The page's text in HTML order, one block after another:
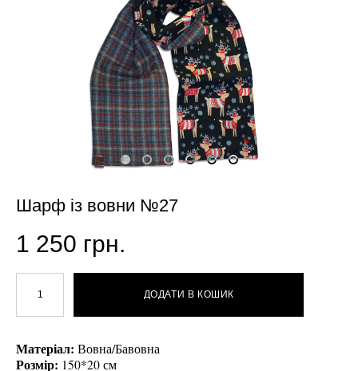
Шарф із вовни №27
1 250 грн.
ДОДАТИ В КОШИК
Матеріал: Вовна/Бавовна
Розмір: 150*20 см